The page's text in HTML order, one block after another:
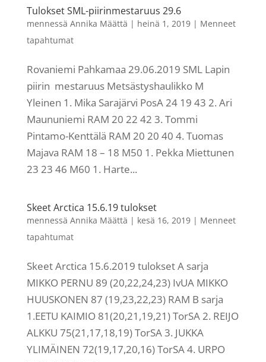
Tulokset SML-piirinmestaruus 29.6
mennessä Annika Määttä | heinä 1, 2019| Menneet
tapahtumat
Rovaniemi Pahkamaa 29.06.2019 SML Lapin
piirin mestaruus Metsästyshaulikko M
Yleinen 1. Mika Sarajärvi PosA 24 19 43 2. Ari
Maununiemi RAM 20 22 42 3. Tommi
Pintamo-Kenttälä RAM 20 20 40 4. Tuomas
Majava RAM 18 – 18 M50 1. Pekka Miettunen
23 23 46 M60 1. Harte...
Skeet Arctica 15.6.19 tulokset
mennessä Annika Määttä | kesä 16, 2019| Menneet
tapahtumat
Skeet Arctica 15.6.2019 tulokset A sarja
MIKKO PERNU 89 (20,22,24,23) IvUA MIKKO
HUUSKONEN 87 (19,23,22,23) RAM B sarja
1.EETU KAIMIO 81(20,21,19,21) TorSA 2. REIJO
ALKKU 75(21,17,18,19) TorSA 3. JUKKA
YLIMÄINEN 72(19,17,20,16) TorSA 4. URPO